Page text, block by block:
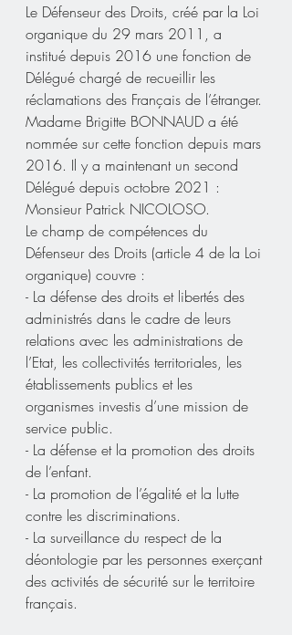
Le Défenseur des Droits, créé par la Loi
organique du 29 mars 2011, a
institué depuis 2016 une fonction de
Délégué chargé de recueillir les
réclamations des Français de l’étranger.
Madame Brigitte BONNAUD a été
nommée sur cette fonction depuis mars
2016. Il y a maintenant un second
Délégué depuis octobre 2021 :
Monsieur Patrick NICOLOSO.
Le champ de compétences du
Défenseur des Droits (article 4 de la Loi
organique) couvre :
- La défense des droits et libertés des
administrés dans le cadre de leurs
relations avec les administrations de
l’Etat, les collectivités territoriales, les
établissements publics et les
organismes investis d’une mission de
service public.
- La défense et la promotion des droits
de l’enfant.
- La promotion de l’égalité et la lutte
contre les discriminations.
- La surveillance du respect de la
déontologie par les personnes exerçant
des activités de sécurité sur le territoire
français.